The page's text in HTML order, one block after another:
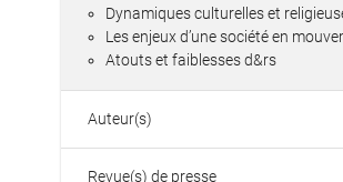
Dynamiques culturelles et
Les enjeux d’une société en
Atouts et faiblesses d&rs
Auteur(s)
Revue(s) de presse